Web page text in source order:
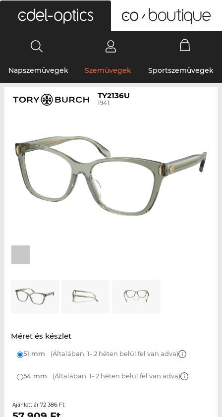
Napszemüvegek Szemüvegek Sportszemüvegek
TY2136U
1941
Méret és készlet
51 mm (Általában, 1- 2 héten belül fel van adva)
54 mm (Általában, 1- 2 héten belül fel van adva)
Ajánlott ár 72 386 Ft